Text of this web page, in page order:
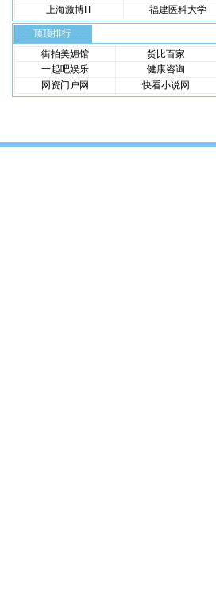
上海激博IT
福建医科大学
顶顶排行
街拍美媚馆
货比百家
一起吧娱乐
健康咨询
网资门户网
快看小说网